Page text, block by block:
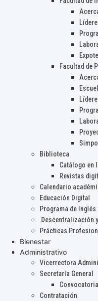
Facultad de
Biblioteca
Catálogo en
Revistas
Calendario
Educación Digital
Programa de Inglés
Descentralización
Prácticas
Bienestar
Administrativo
Vicerrectora
Secretaría General
Contratación